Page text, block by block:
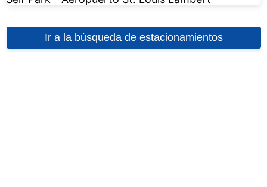
Ir a la búsqueda de estacionamientos